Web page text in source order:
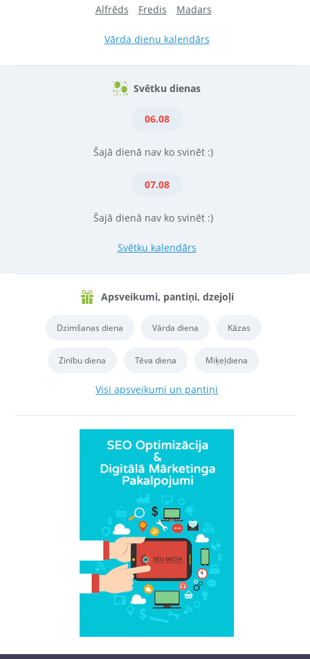
Alfrēds Fredis Madars
Vārda dienu kalendārs
Svētku dienas
06.08
Šajā dienā nav ko svinēt :)
07.08
Šajā dienā nav ko svinēt :)
Svētku kalendārs
Apsveikumi, pantiņi, dzejoļi
Dzimšanas diena Vārda diena Kāzas
Zinību diena Tēva diena Miķeļdiena
Visi apsveikumi un pantiņi